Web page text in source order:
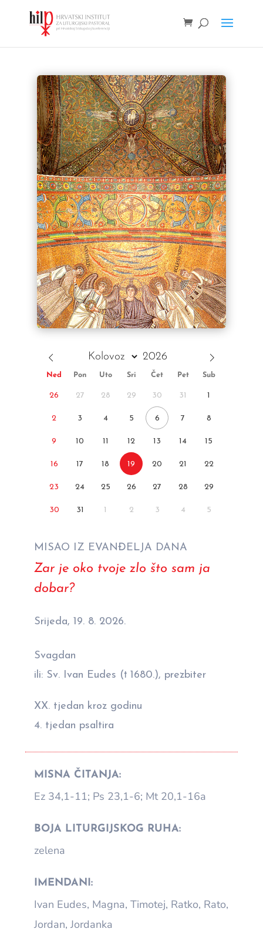
Ned Pon Uto Sri Čet Pet Sub
26 27 28 29 30 31 1
2 3 4 5 6 7 8
9 10 11 12 13 14 15
16 17 18 19 20 21 22
23 24 25 26 27 28 29
30 31 1 2 3 4 5
MISAO IZ EVANĐELJA DANA
Zar je oko tvoje zlo što sam ja
dobar?
Srijeda, 19. 8. 2026.
Svagdan
ili: Sv. Ivan Eudes († 1680.), prezbiter
XX. tjedan kroz godinu
4. tjedan psaltira
MISNA ČITANJA:
Ez 34,1-11; Ps 23,1-6; Mt 20,1-16a
BOJA LITURGIJSKOG RUHA:
zelena
IMENDANI:
Ivan Eudes, Magna, Timotej, Ratko, Rato,
Jordan, Jordanka